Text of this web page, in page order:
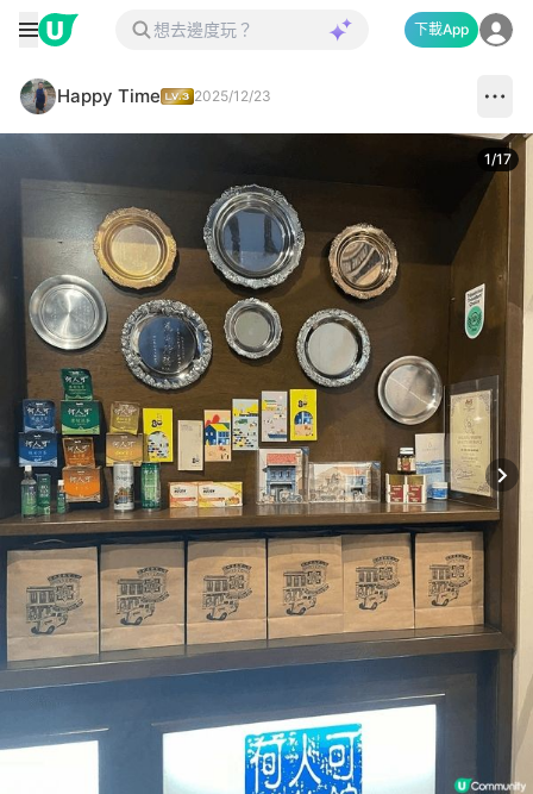
下載App
Happy Time 2025/12/23
1/17